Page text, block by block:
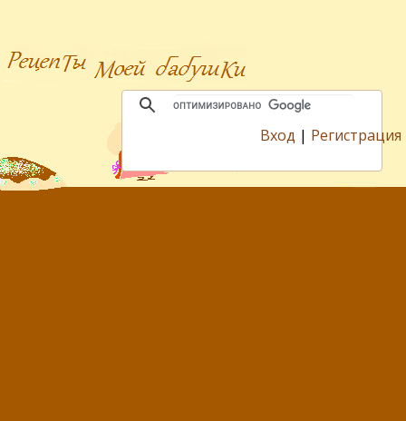
Вход | Регистрация